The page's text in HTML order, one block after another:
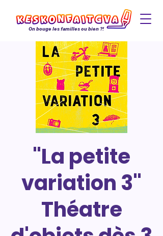
On bouge les familles ou bien ?!
"La petite
variation 3"
Théatre